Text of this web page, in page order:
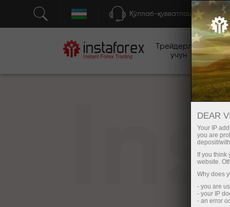
Қўллаб-қувватлаш
Трейдерлар
учун
DEAR
Your IP
you are
deposit/
If you
website.
Why does
- you are
- your IP
- an error